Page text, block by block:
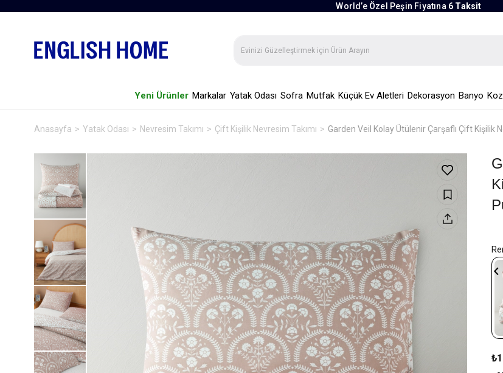
World’e Özel Peşin Fiyatına 6 Taksit
Yeni Ürünler Markalar Yatak Odası Sofra Mutfak Küçük Ev Aletleri Dekorasyon Banyo
Anasayfa Yatak Odası Nevresim Takımı Çift Kişilik Nevresim Takımı Garden Veil Kolay Ütülenir Çarşaflı Çift Kişilik